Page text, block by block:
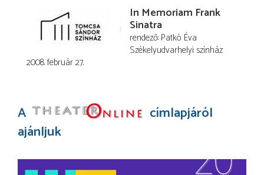
In Memoriam Frank
Sinatra
rendező Patkó Éva
Székelyudvarhelyi színház
2008. február 27.
A
címlapjáról
ajánljuk